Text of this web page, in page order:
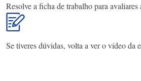
Resolve a ficha de trabalho para avaliares
Se tiveres dúvidas, volta a ver o vídeo da